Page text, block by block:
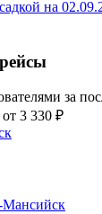
на
за
от 3 330 ₽